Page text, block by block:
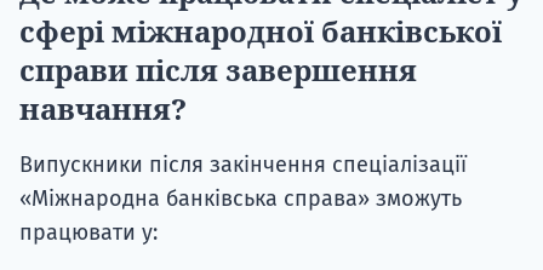
сфері міжнародної банківської
справи після завершення
навчання?
Випускники після закінчення спеціалізації
«Міжнародна банківська справа» зможуть
працювати у: